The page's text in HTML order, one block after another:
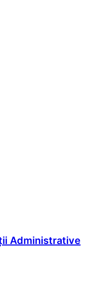
Administrative